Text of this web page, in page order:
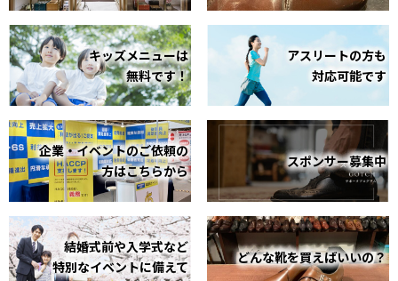
キッズメニューは
無料です！
アスリートの方も
対応可能です
企業・イベントのご依頼の
方はこちらから
スポンサー募集中
結婚式前や入学式など
特別なイベントに備えて
どんな靴を買えばいいの？